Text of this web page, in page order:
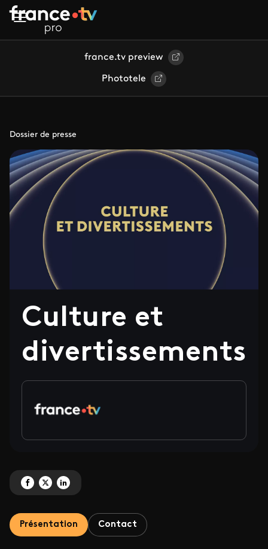
Aller au contenu principal
france.tv preview
Phototele
Dossier de presse
Culture et
divertissements
Partagez 'Culture et divertissements' sur Facebook
Partagez 'Culture et divertissements' sur X
Partagez 'Culture et divertissements' sur LinkedIn
Présentation Contact